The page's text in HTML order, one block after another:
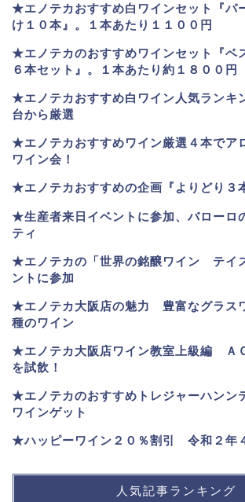
★エノテカおすすめ白ワインセット『パ
け１０本』。１本あたり１１００円
★エノテカのおすすめワインセット『ベ
６本セット』。
１本あたり約１８００円
★エノテカおすすめ白ワイン人気ラン
台から厳選
★エノテカおすすめワイン厳選４本でア
ワイン会！
★エノテカおすすめの企画『よりどり３
★生産者来日イベントに参加、バローロ
ティ
★エノテカの「世界の銘醸ワイン テイ
ントに参加
★エノテカ大阪店の魅力 豊富なグラス
種のワイン
★エノテカ大阪店ワイン教室上級編 Ａ
を試飲！
★エノテカのおすすめトレジャーハンン
ワインゲット
★ハッピーワイン２０％割引 令和２年
人気記事ランキング